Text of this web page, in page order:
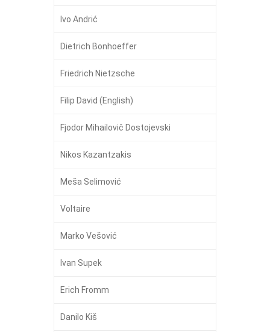
Ivo Andrić
Dietrich Bonhoeffer
Friedrich Nietzsche
Filip David (English)
Fjodor Mihailovič Dostojevski
Nikos Kazantzakis
Meša Selimović
Voltaire
Marko Vešović
Ivan Supek
Erich Fromm
Danilo Kiš